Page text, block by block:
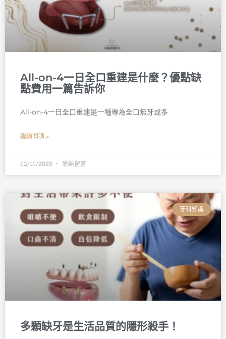
All-on-4一日全口重建是什麼？優點缺
點費用一篇告訴你
All-on-4一日全口重建是一種專為全口無牙或多
繼續閱讀 »
02/10/2025 尚無留言
牙科知識
多顆缺牙是生活品質的隱形殺手！